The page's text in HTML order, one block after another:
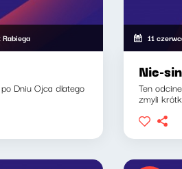
Dniu Ojca dlatego
11
Nie-
Ten
zmyli